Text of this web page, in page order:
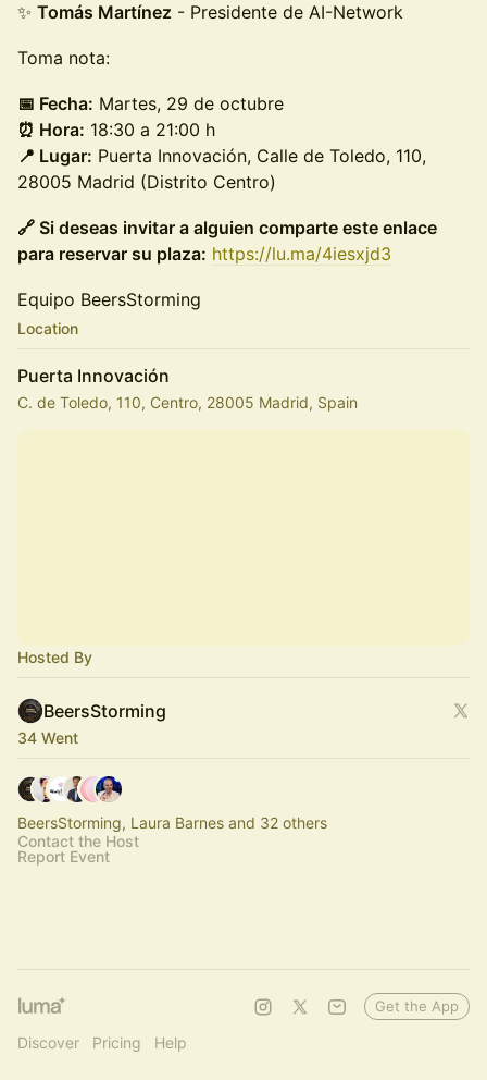
✨ Tomás Martínez - Presidente de AI-Network
Toma nota:
📅 Fecha: Martes, 29 de octubre
⏰ Hora: 18:30 a 21:00 h
📍 Lugar: Puerta Innovación, Calle de Toledo, 110,
28005 Madrid (Distrito Centro)
🔗 Si deseas invitar a alguien comparte este enlace
para reservar su plaza: https://lu.ma/4iesxjd3
Equipo BeersStorming
Location
Puerta Innovación
C. de Toledo, 110, Centro, 28005 Madrid, Spain
Hosted By
BeersStorming
34 Went
BeersStorming, Laura Barnes and 32 others
Contact the Host
Report Event
Discover Pricing Help
Get the App